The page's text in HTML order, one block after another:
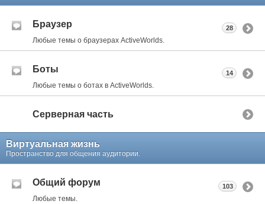
Браузер
Любые темы о браузерах ActiveWorlds.
28
Боты
Любые темы о ботах в ActiveWorlds.
14
Серверная часть
Виртуальная жизнь
Пространство для общения аудитории.
Общий форум
Любые темы.
103